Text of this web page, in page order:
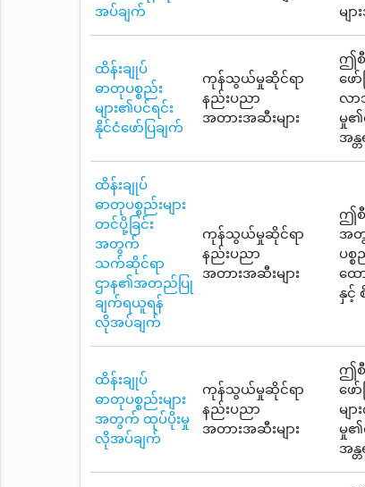
အပ်ချက်
မျ
ထိန်းချုပ်
ဓာတုပစ္စည်း
များ၏ပင်ရင်း
နိုင်ငံဖော်ပြချက်
ကုန်သွယ်မှုဆိုင်ရာ
နည်းပညာ
အတားအဆီးများ
ဤစီ
ဖေ
လာ
မှု၏
အန္
ထိန်းချုပ်
ဓာတုပစ္စည်းများ
တင်ပို့ခြင်း
အတွက်
သက်ဆိုင်ရာ
ဌာန၏အတည်ပြု
ချက်ရယူရန်
လိုအပ်ချက်
ကုန်သွယ်မှုဆိုင်ရာ
နည်းပညာ
အတားအဆီးများ
ဤစီ
အတွ
ပစ္
ထေ
နှင့်
ထိန်းချုပ်
ဓာတုပစ္စည်းများ
အတွက် ထုပ်ပိုးမှု
လိုအပ်ချက်
ကုန်သွယ်မှုဆိုင်ရာ
နည်းပညာ
အတားအဆီးများ
ဤစီ
ဖေ
မျ
မှု၏
အန္